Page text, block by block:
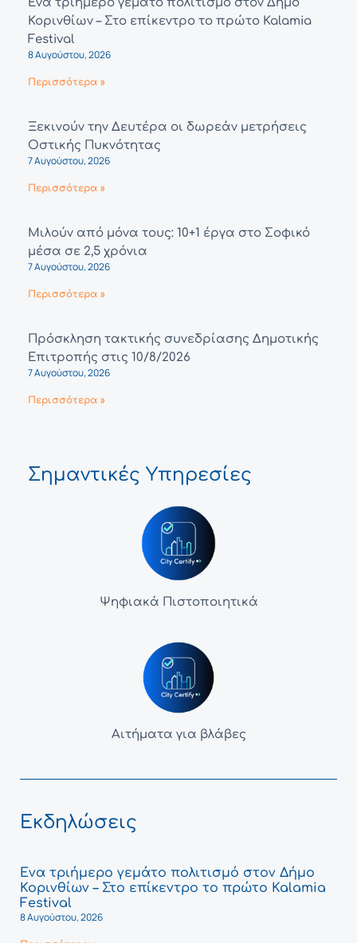
Ένα τριήμερο γεμάτο πολιτισμό στον Δήμο
Κορινθίων – Στο επίκεντρο το πρώτο Kalamia
Festival
8 Αυγούστου, 2026
Περισσότερα »
Ξεκινούν την Δευτέρα οι δωρεάν μετρήσεις
Οστικής Πυκνότητας
7 Αυγούστου, 2026
Περισσότερα »
Μιλούν από μόνα τους: 10+1 έργα στο Σοφικό
μέσα σε 2,5 χρόνια
7 Αυγούστου, 2026
Περισσότερα »
Πρόσκληση τακτικής συνεδρίασης Δημοτικής
Επιτροπής στις 10/8/2026
7 Αυγούστου, 2026
Περισσότερα »
Σημαντικές Υπηρεσίες
Ψηφιακά Πιστοποιητικά
Αιτήματα για βλάβες
Εκδηλώσεις
Ένα τριήμερο γεμάτο πολιτισμό στον Δήμο
Κορινθίων – Στο επίκεντρο το πρώτο Kalamia
Festival
8 Αυγούστου, 2026